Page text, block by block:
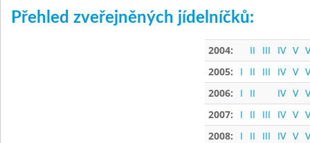
Přehled zveřejněných jídelníčků:
2004: II III IV V
2005:
I II III IV V
2006:
I II IV V
2007:
I II III IV V
2008:
I II III IV V